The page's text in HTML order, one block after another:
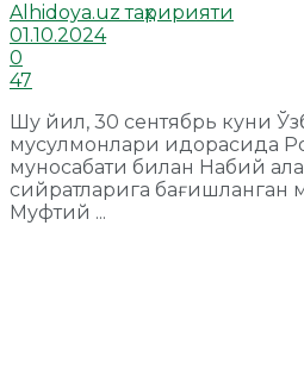
Alhidoya.uz таҳририяти
01.10.2024
0
47
Шу йил, 30 сентябрь куни
мусулмонлари идорасида
муносабати билан Набий
сийратларига
Муфтий ...